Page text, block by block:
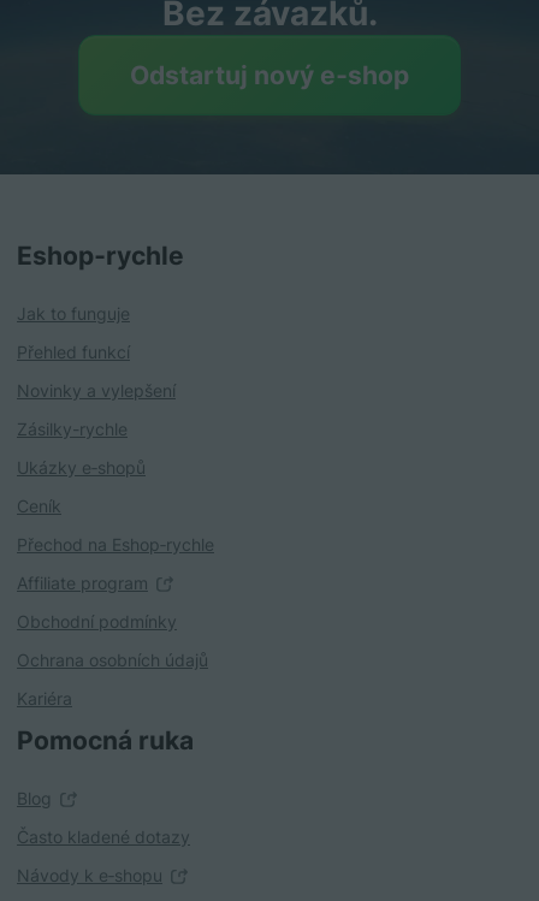
Bez závazků.
Odstartuj nový e‑shop
Eshop‑rychle
Jak to funguje
Přehled funkcí
Novinky a vylepšení
Zásilky-rychle
Ukázky e‑shopů
Ceník
Přechod na Eshop‑rychle
Affiliate program
Obchodní podmínky
Ochrana osobních údajů
Kariéra
Pomocná ruka
Blog
Často kladené dotazy
Návody k e‑shopu